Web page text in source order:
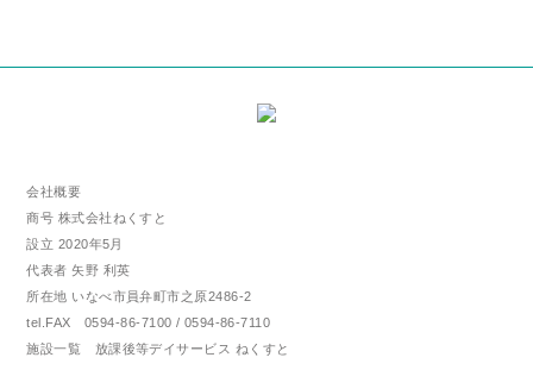
会社概要
商号 株式会社ねくすと
設立 2020年5月
代表者 矢野 利英
所在地 いなべ市員弁町市之原2486-2
tel.FAX 0594-86-7100 / 0594-86-7110
施設一覧 放課後等デイサービス ねくすと